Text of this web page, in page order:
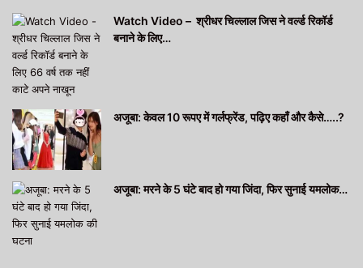
Watch Video – श्रीधर चिल्लाल जिस ने वर्ल्ड रिकॉर्ड
बनाने के लिए…
अजूबा: केवल 10 रूपए में गर्लफ्रेंड, पढ़िए कहाँ और कैसे…..?
अजूबा: मरने के 5 घंटे बाद हो गया जिंदा, फिर सुनाई यमलोक…